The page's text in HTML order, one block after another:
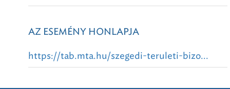
AZ ESEMÉNY HONLAPJA
https://tab.mta.hu/szegedi-teruleti-bizo...